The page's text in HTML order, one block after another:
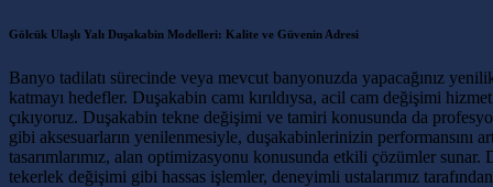
Gölcük Ulaşlı Yalı Duşakabin Modelleri: Kalite ve Güvenin Adresi
Banyo tadilatı sürecinde veya mevcut banyonuzda yapacağınız
katmayı hedefler. Duşakabin camı kırıldıysa, acil cam değişimi
çıkıyoruz. Duşakabin tekne değişimi ve tamiri konusunda da
gibi aksesuarların yenilenmesiyle, duşakabinlerinizin performansını
tasarımlarımız, alan optimizasyonu konusunda etkili çözümler sunar.
tekerlek değişimi gibi hassas işlemler, deneyimli ustalarımız